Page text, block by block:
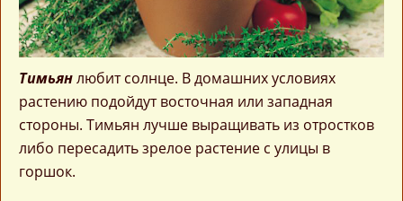
Тимьянлюбит солнце. В домашних условиях
растению подойдут восточная или западная
стороны. Тимьян лучше выращивать из отростков
либо пересадить зрелое растение с улицы в
горшок.